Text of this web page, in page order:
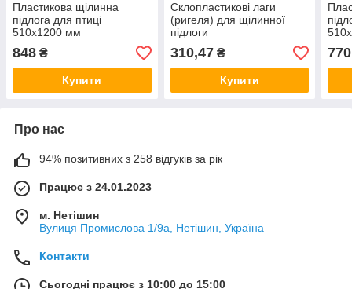
Пластикова щілинна
підлога для птиці
510х1200 мм
848 ₴
Купити
Склопластикові лаги
(ригеля) для щілинної
підлоги
310,47₴
Купити
770
Про нас
94% позитивних з 258 відгуків за рік
Працює з 24.01.2023
м. Нетішин
Вулиця Промислова 1/9а, Нетішин, Україна
Контакти
Сьогодні працює з 10:00 до 15:00